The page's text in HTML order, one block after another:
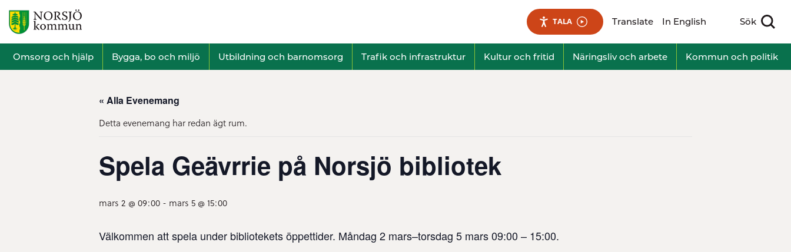
TALA Translate In English Sök
Visa sökfält
Omsorg och hjälp Bygga, bo och miljö Utbildning och barnomsorg Trafik och infrastruktur Kultur och fritid Näringsliv och arbete Kommun och politik
« Alla Evenemang
Detta evenemang har redan ägt rum.
Spela Geävrrie på Norsjö bibliotek
mars 2 @ 09:00 - mars 5 @ 15:00
Välkommen att spela under bibliotekets öppettider. Måndag 2 mars–torsdag 5 mars 09:00 – 15:00.